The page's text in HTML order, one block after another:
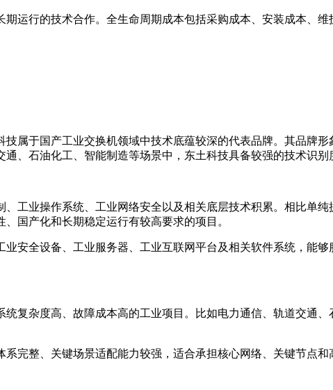
运行的技术合作。全生命周期成本包括采购成本、安装成本、
属于国产工业交换机领域中技术底蕴较深的代表品牌。其品牌
、石油化工、智能制造等场景中，东土科技具备较强的技术识别
工业操作系统、工业网络安全以及相关底层技术积累。相比单
国产化和长期稳定运行有较高要求的项目。
安全设备、工业服务器、工业互联网平台及相关软件系统，能
复杂度高、故障成本高的工业项目。比如电力通信、轨道交通
完整、关键场景适配能力较强，适合承担核心网络、关键节点和